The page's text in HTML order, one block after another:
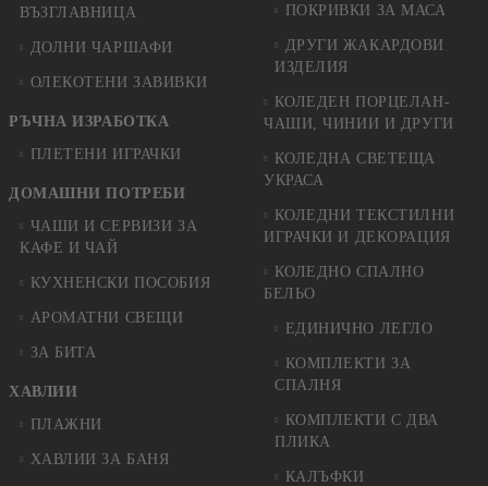
ВЪЗГЛАВНИЦА
ДОЛНИ ЧАРШАФИ
ОЛЕКОТЕНИ ЗАВИВКИ
РЪЧНА ИЗРАБОТКА
ПЛЕТЕНИ ИГРАЧКИ
ДОМАШНИ ПОТРЕБИ
ЧАШИ И СЕРВИЗИ ЗА
КАФЕ И ЧАЙ
КУХНЕНСКИ ПОСОБИЯ
АРОМАТНИ СВЕЩИ
ЗА БИТА
ХАВЛИИ
ПЛАЖНИ
ХАВЛИИ ЗА БАНЯ
ПОКРИВКИ ЗА МАСА
ДРУГИ ЖАКАРДОВИ
ИЗДЕЛИЯ
КОЛЕДЕН ПОРЦЕЛАН-
ЧАШИ, ЧИНИИ И ДРУГИ
КОЛЕДНА СВЕТЕЩА
УКРАСА
КОЛЕДНИ ТЕКСТИЛНИ
ИГРАЧКИ И ДЕКОРАЦИЯ
КОЛЕДНO СПАЛНO
БЕЛЬО
ЕДИНИЧНО ЛЕГЛО
КОМПЛЕКТИ ЗА
СПАЛНЯ
КОМПЛЕКТИ С ДВА
ПЛИКА
КАЛЪФКИ